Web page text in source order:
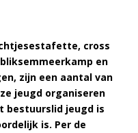
cross
en
zijn een aantal van
jeugd organiseren
bestuurslid jeugd is
is. Per de